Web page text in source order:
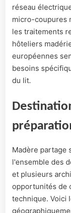
réseau
micro-coupures
les traitements
hôteliers
européennes
besoins
du lit.
Madère partage
l'ensemble des
et plusieurs
opportunités de
technique. Voici